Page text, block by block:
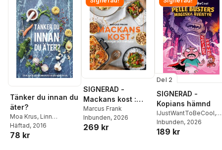
Tänker du innan du
äter?
Moa Krus, Linn
Bredberg,Ronja
Nyström Jansson
Häftad, 2016
78 kr
SIGNERAD -
Mackans kost :
Middagar och
matlådor
Marcus Frank
Inbunden, 2026
269 kr
Del 2
SIGNERAD -
Kopians hämnd
IJustWantToBeCool,
Joel Adolphson
Ejdemo Beer
Inbunden, 2026
189 kr